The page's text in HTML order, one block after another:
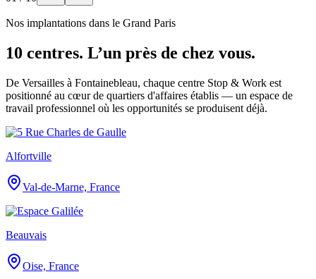
Nos implantations dans le Grand Paris
10 centres. L’un près de chez vous.
De Versailles à Fontainebleau, chaque centre Stop & Work est
positionné au cœur de quartiers d'affaires établis — un espace de
travail professionnel où les opportunités se produisent déjà.
Alfortville
Val-de-Marne, France
Beauvais
Oise, France